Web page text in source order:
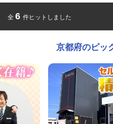
全 6 件ヒットしました
京都府のピッ